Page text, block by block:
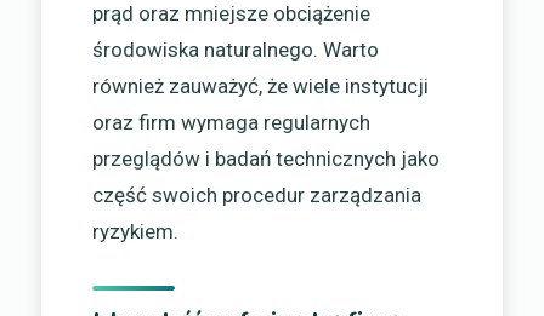
prąd oraz mniejsze obciążenie
środowiska naturalnego. Warto
również zauważyć, że wiele instytucji
oraz firm wymaga regularnych
przeglądów i badań technicznych jako
część swoich procedur zarządzania
ryzykiem.